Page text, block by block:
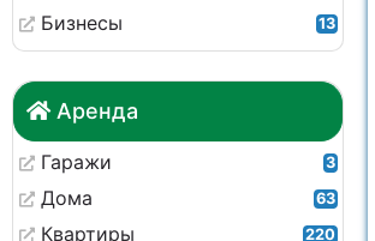
Бизнесы 13
Аренда
Гаражи 3
Дома 63
Квартиры 220